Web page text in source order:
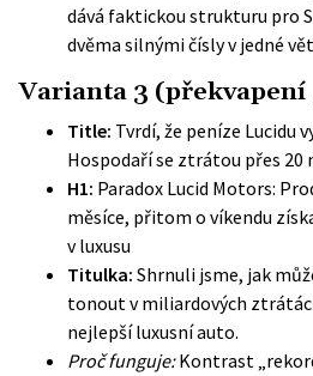
dává faktickou strukturu pro
dvěma silnými čísly v jedné
Varianta 3
Title: Tvrdí, že peníze Lucidu
Hospodaří se ztrátou přes
H1: Paradox Lucid Motors:
měsíce, přitom o víkendu
v luxusu
Titulka: Shrnuli jsme, jak
tonout v miliardových
nejlepší luxusní auto.
Proč funguje:Kontrast